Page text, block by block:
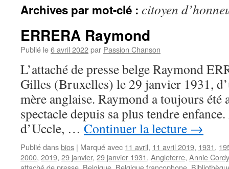
Archives par mot-clé : citoyen
ERRERA Raymond
Publié le6 avril 2022par Passion Chanson
L’attaché de presse belge Raymond
Gilles (Bruxelles) le 29 janvier 1931,
mère anglaise. Raymond a toujours été
spectacle depuis sa plus tendre
d’Uccle, … Continuer la lecture →
Publié dansbios | Marqué avec 11 avril, 11 avril 2019, 1931,
2000, 2019, 29 janvier, 29 janvier 1931, Angleterre, Annie Cordy